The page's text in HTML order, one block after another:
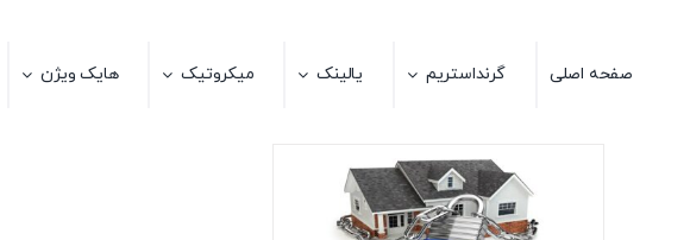
صفحه اصلی گرنداستریم یالینک میکروتیک هایک ویژن